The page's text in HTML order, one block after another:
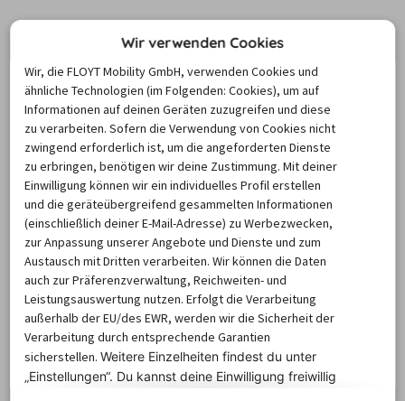
Transporter in München:
Hinweise zu Versicherung und
Fahrpraxis
Transporter für den Umzug in
München mieten: Ladungssicherung
beachten
Ziehen Sie innerhalb Münchens in eine neue Wohnung
oder möchten Sie Ihr Hab und Gut zu einem ganz neuen
Wohnort transportieren? Das richtige Beladen des
Miettransporters ist dabei wichtig: Die Ladung muss auch
abrupte Brems- und Ausweichmanöver überstehen, ohne
Wir verwenden Cookies
Wir, die FLOYT Mobility GmbH, verwenden Cookies und
ähnliche Technologien (im Folgenden: Cookies), um auf
Informationen auf deinen Geräten zuzugreifen und diese
zu verarbeiten. Sofern die Verwendung von Cookies nicht
zwingend erforderlich ist, um die angeforderten Dienste
zu erbringen, benötigen wir deine Zustimmung. Mit deiner
Einwilligung können wir ein individuelles Profil erstellen
und die geräteübergreifend gesammelten Informationen
(einschließlich deiner E-Mail-Adresse) zu Werbezwecken,
zur Anpassung unserer Angebote und Dienste und zum
Austausch mit Dritten verarbeiten. Wir können die Daten
auch zur Präferenzverwaltung, Reichweiten- und
Leistungsauswertung nutzen. Erfolgt die Verarbeitung
außerhalb der EU/des EWR, werden wir die Sicherheit der
Verarbeitung durch entsprechende Garantien
sicherstellen.Weitere Einzelheiten findest du unter
„Einstellungen“. Du kannst deine Einwilligung freiwillig